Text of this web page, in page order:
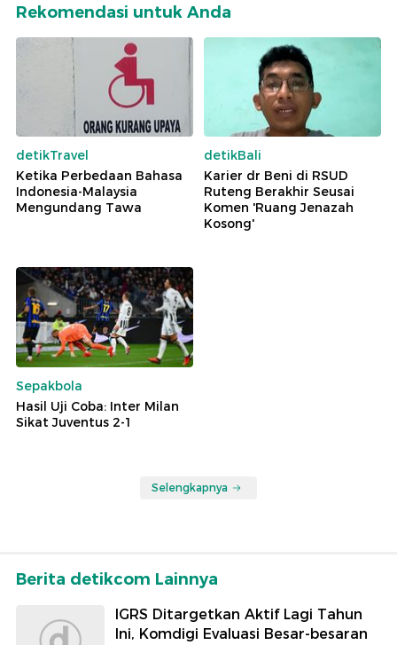
Rekomendasi untuk Anda
detikTravel
Ketika Perbedaan Bahasa
Indonesia-Malaysia
Mengundang Tawa
detikBali
Karier dr Beni di RSUD
Ruteng Berakhir Seusai
Komen 'Ruang Jenazah
Kosong'
Sepakbola
Hasil Uji Coba: Inter Milan
Sikat Juventus 2-1
Selengkapnya
Berita detikcom Lainnya
IGRS Ditargetkan Aktif Lagi Tahun
Ini, Komdigi Evaluasi Besar-besaran